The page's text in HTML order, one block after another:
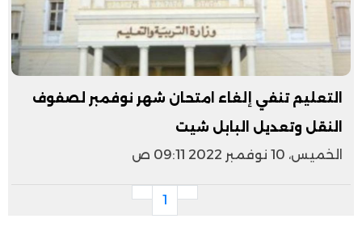
التعليم تنفي إلغاء امتحان شهر نوفمبر لصفوف
النقل وتعديل البابل شيت
الخميس، 10 نوفمبر 2022 09:11 ص
1